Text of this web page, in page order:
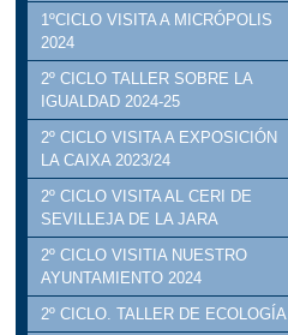
1ºCICLO VISITA A MICRÓPOLIS
2024
2º CICLO TALLER SOBRE LA
IGUALDAD 2024-25
2º CICLO VISITA A EXPOSICIÓN
LA CAIXA 2023/24
2º CICLO VISITA AL CERI DE
SEVILLEJA DE LA JARA
2º CICLO VISITIA NUESTRO
AYUNTAMIENTO 2024
2º CICLO. TALLER DE ECOLOGÍA